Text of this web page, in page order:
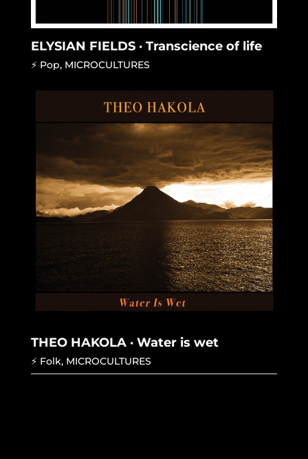
ELYSIAN FIELDS · Transcience of life
⚡ Pop, MICROCULTURES
THEO HAKOLA · Water is wet
⚡ Folk, MICROCULTURES